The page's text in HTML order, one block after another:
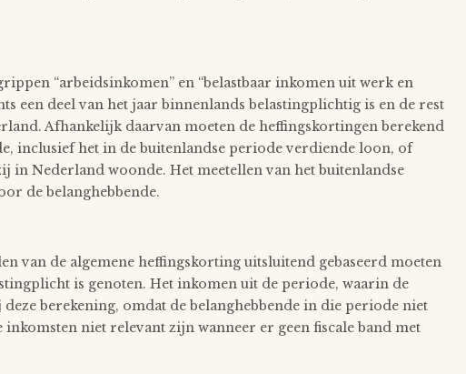
“arbeidsinkomen” en “belastbaar inkomen uit werk en
een deel van het jaar binnenlands belastingplichtig is en de rest
Afhankelijk daarvan moeten de heffingskortingen berekend
inclusief het in de buitenlandse periode verdiende loon, of
in Nederland woonde. Het meetellen van het buitenlandse
de belanghebbende.
van de algemene heffingskorting uitsluitend gebaseerd moeten
is genoten. Het inkomen uit de periode, waarin de
berekening, omdat de belanghebbende in die periode niet
niet relevant zijn wanneer er geen fiscale band met